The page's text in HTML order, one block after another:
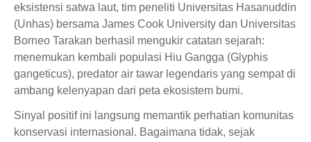
eksistensi satwa laut, tim peneliti Universitas Hasanuddin
(Unhas) bersama James Cook University dan Universitas
Borneo Tarakan berhasil mengukir catatan sejarah:
menemukan kembali populasi Hiu Gangga (Glyphis
gangeticus), predator air tawar legendaris yang sempat di
ambang kelenyapan dari peta ekosistem bumi.
Sinyal positif ini langsung memantik perhatian komunitas
konservasi internasional. Bagaimana tidak, sejak